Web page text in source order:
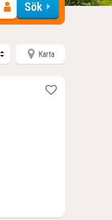
Sök
Karta